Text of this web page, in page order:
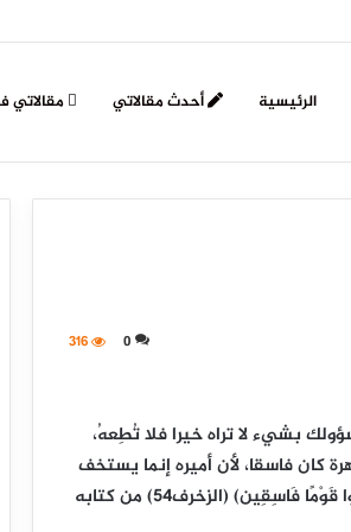
الرئيسية أحدث مقالاتي
0
316
بشيء لا تراه خيرا فلا تُطِعهُ،
كان فاسقا، لأن أميره إنما يستخف
عقول أتباعه)، واستدل لذلك بقوله تعالى:(فَاسْتَخَفَّ قَوْمَهُ فَأَطَاعُوهُ ۚ إِنَّهُمْ كَانُوا قَوْمًا فَاسِقِين) (الزخرف٥٤) من كتابه